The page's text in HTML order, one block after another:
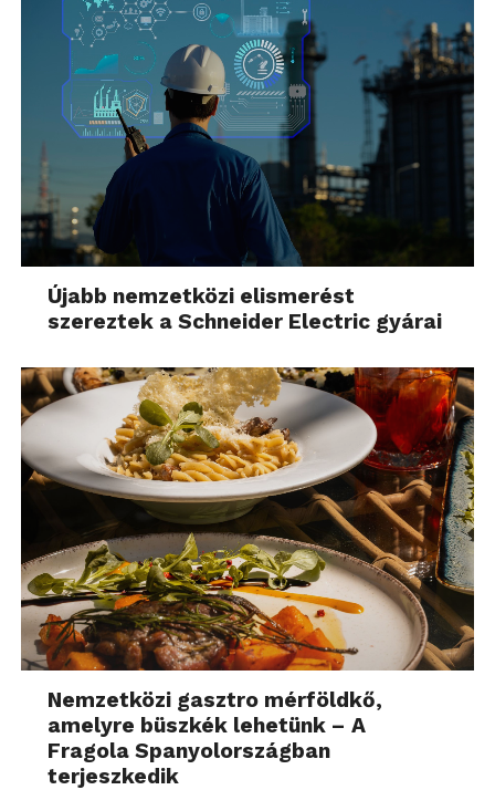
Újabb nemzetközi elismerést
szereztek a Schneider Electric gyárai
Nemzetközi gasztro mérföldkő,
amelyre büszkék lehetünk – A
Fragola Spanyolországban
terjeszkedik